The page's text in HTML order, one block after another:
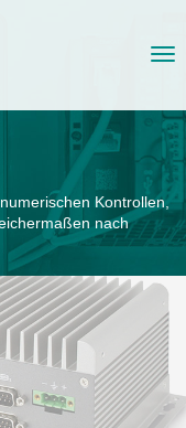
Kontrollen,
nach